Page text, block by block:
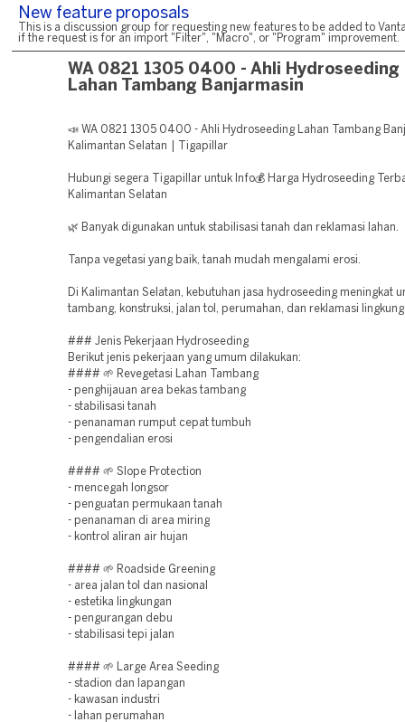
New feature proposals
This is a discussion group for requesting new features to be added to
if the request is for an import "Filter", "Macro", or "Program" improvement.
WA 0821 1305 0400 - Ahli Hydroseeding
Lahan Tambang Banjarmasin
📣 WA 0821 1305 0400 - Ahli Hydroseeding Lahan Tambang
Kalimantan Selatan | Tigapillar
Hubungi segera Tigapillar untuk Info💰 Harga Hydroseeding
Kalimantan Selatan
🌿 Banyak digunakan untuk stabilisasi tanah dan reklamasi lahan.
Tanpa vegetasi yang baik, tanah mudah mengalami erosi.
Di Kalimantan Selatan, kebutuhan jasa hydroseeding meningkat
tambang, konstruksi, jalan tol, perumahan, dan reklamasi
### Jenis Pekerjaan Hydroseeding
Berikut jenis pekerjaan yang umum dilakukan:
#### 🌱 Revegetasi Lahan Tambang
- penghijauan area bekas tambang
- stabilisasi tanah
- penanaman rumput cepat tumbuh
- pengendalian erosi
#### 🌱 Slope Protection
- mencegah longsor
- penguatan permukaan tanah
- penanaman di area miring
- kontrol aliran air hujan
#### 🌱 Roadside Greening
- area jalan tol dan nasional
- estetika lingkungan
- pengurangan debu
- stabilisasi tepi jalan
#### 🌱 Large Area Seeding
- stadion dan lapangan
- kawasan industri
- lahan perumahan